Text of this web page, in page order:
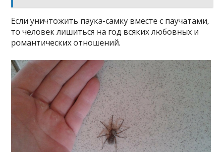
Если уничтожить паука-самку вместе с паучатами,
то человек лишиться на год всяких любовных и
романтических отношений.